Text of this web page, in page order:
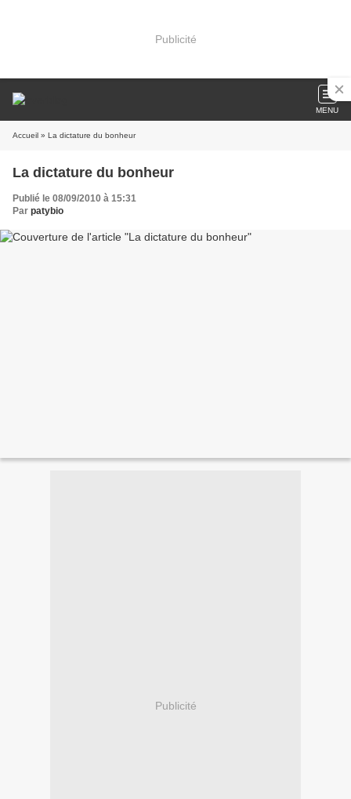
Publicité
MENU
Accueil » La dictature du bonheur
La dictature du bonheur
Publié le 08/09/2010 à 15:31
Par patybio
Publicité